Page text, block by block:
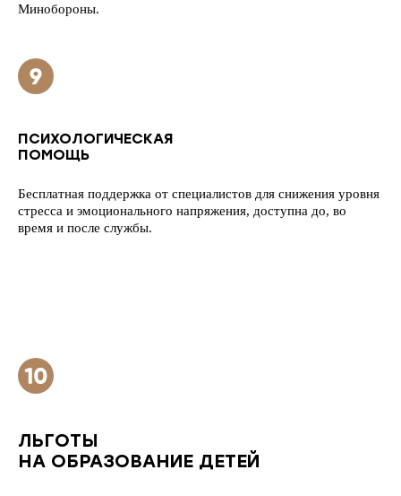
Минобороны.
ПСИХОЛОГИЧЕСКАЯ
ПОМОЩЬ
Бесплатная поддержка от специалистов для снижения уровня
стресса и эмоционального напряжения, доступна до, во
время и после службы.
ЛЬГОТЫ
НА ОБРАЗОВАНИЕ ДЕТЕЙ